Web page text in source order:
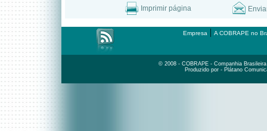
Imprimir página
Empresa | A COBRAPE no
© 2008 - COBRAPE - Companhia
Produzido por - Plátano